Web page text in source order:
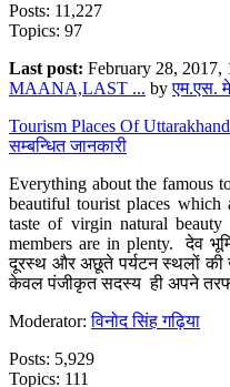
Posts: 11,227
Topics: 97
Last post: February 28, 2017,
MAANA,LAST ... byएम.एस.
Tourism Places Of
सम्बन्धित जानकारी
Everything about the famous
beautiful tourist places
taste of virgin natural beauty
members are in plenty. देव
दूरस्थ और अछूते पर्यटन स्थलों की
केवल पंजीकृत सदस्य ही अपने
Moderator:विनोद सिंह गढ़िया
Posts: 5,929
Topics: 111